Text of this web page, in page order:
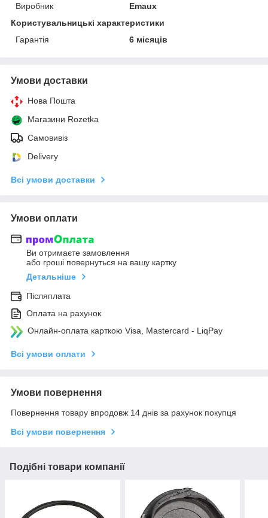
Виробник
Emaux
Користувальницькі характеристики
Гарантія
6 місяців
Умови доставки
Нова Пошта
Магазини Rozetka
Самовивіз
Delivery
Всі умови доставки
Умови оплати
Ви отримаєте замовлення
або гроші повернуться на вашу картку
Детальніше
Післяплата
Оплата на рахунок
Онлайн-оплата карткою Visa, Mastercard - LiqPay
Всі умови оплати
Умови повернення
Повернення товару впродовж 14 днів за рахунок покупця
Всі умови повернення
Подібні товари компанії